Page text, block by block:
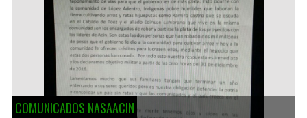
COMUNICADOS NASAACIN